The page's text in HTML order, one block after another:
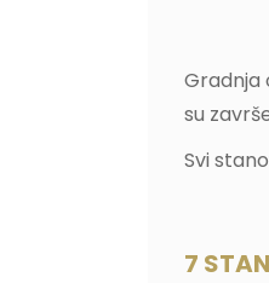
Gradnja
su
Svi
7